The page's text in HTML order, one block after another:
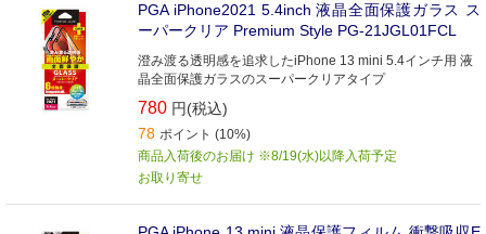
PGA iPhone2021 5.4inch 液晶全面保護ガラス ス
ーパークリア Premium Style PG-21JGL01FCL
澄み渡る透明感を追求したiPhone 13 mini 5.4インチ用 液
晶全面保護ガラスのスーパークリアタイプ
780 円(税込)
78 ポイント (10%)
商品入荷後のお届け ※8/19(水)以降入荷予定
お取り寄せ